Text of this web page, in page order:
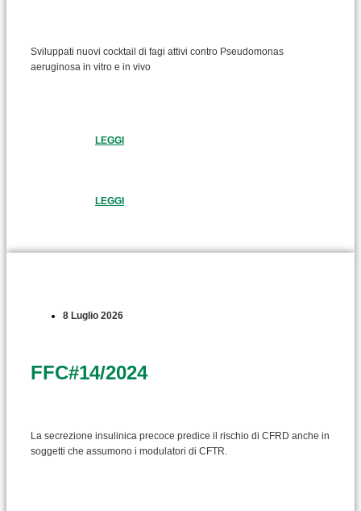
Sviluppati nuovi cocktail di fagi attivi contro Pseudomonas
aeruginosa in vitro e in vivo
LEGGI
LEGGI
8 Luglio 2026
FFC#14/2024
La secrezione insulinica precoce predice il rischio di CFRD anche in
soggetti che assumono i modulatori di CFTR.